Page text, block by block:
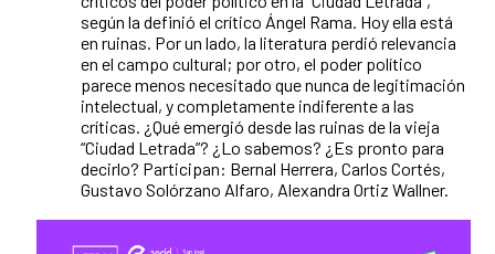
según la definió el crítico Ángel Rama. Hoy ella está
en ruinas. Por un lado, la literatura perdió relevancia
en el campo cultural; por otro, el poder político
parece menos necesitado que nunca de legitimación
intelectual, y completamente indiferente a las
críticas. ¿Qué emergió desde las ruinas de la vieja
“Ciudad Letrada”? ¿Lo sabemos? ¿Es pronto para
decirlo? Participan: Bernal Herrera, Carlos Cortés,
Gustavo Solórzano Alfaro, Alexandra Ortiz Wallner.